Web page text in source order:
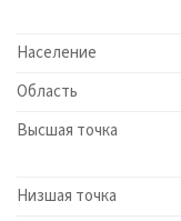
Население
Область
Высшая точка
Низшая точка